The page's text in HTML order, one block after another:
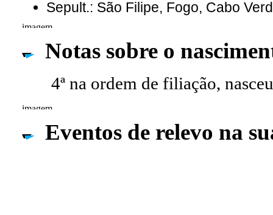
Sepult.: São Filipe, Fogo, Cabo
Notas sobre o
4ª na ordem de filiação,
Eventos de relevo na